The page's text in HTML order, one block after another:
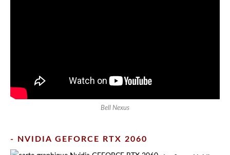
Bell Nexus
- NVIDIA GEFORCE RTX 2060